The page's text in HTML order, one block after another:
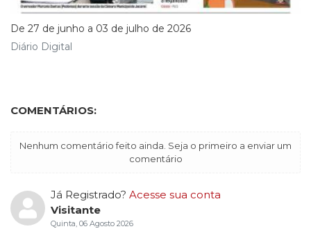
De 27 de junho a 03 de julho de 2026
Diário Digital
COMENTÁRIOS:
Nenhum comentário feito ainda. Seja o primeiro a enviar um
comentário
Já Registrado? Acesse sua conta
Visitante
Quinta, 06 Agosto 2026